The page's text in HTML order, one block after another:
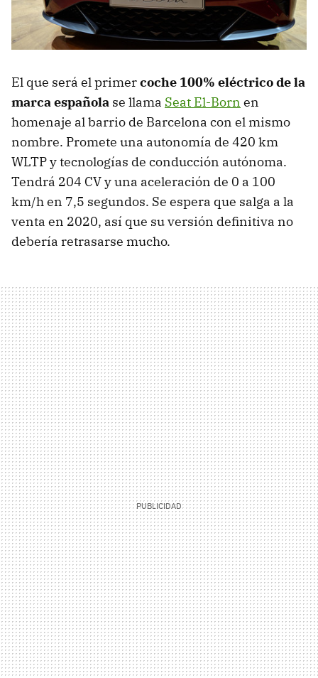
El que será el primercoche 100% eléctrico de la
marca española se llama Seat El-Born en
homenaje al barrio de Barcelona con el mismo
nombre. Promete una autonomía de 420 km
WLTP y tecnologías de conducción autónoma.
Tendrá 204 CV y una aceleración de 0 a 100
km/h en 7,5 segundos. Se espera que salga a la
venta en 2020, así que su versión definitiva no
debería retrasarse mucho.